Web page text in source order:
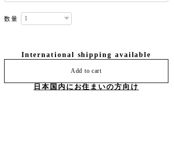
数量
International shipping available
Add to cart
日本国内にお住まいの方向け